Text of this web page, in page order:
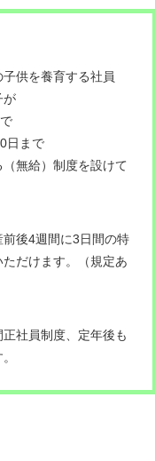
供を養育する社員
が
日まで
無給）制度を設けて
後4週間に3日間の特
ただけます。（規定あ
社員制度、定年後も